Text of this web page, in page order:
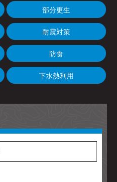
部分更生
耐震対策
防食
下水熱利用